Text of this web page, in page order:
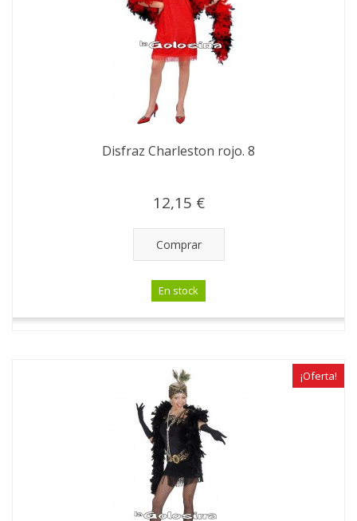
Disfraz Charleston rojo. 8
12,15 €
Comprar
En stock
¡Oferta!